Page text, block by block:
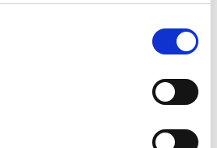
（
Regulation 2026